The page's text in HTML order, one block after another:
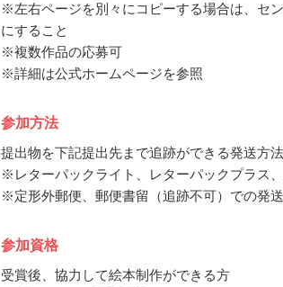
※左右ページを別々にコピーする場合は、セ
にすること
※複数作品の応募可
※詳細は公式ホームページを参照
参加方法
提出物を下記提出先まで追跡ができる発送方
※レターパックライト、レターパックプラス
※定形外郵便、郵便書留（追跡不可）での発
参加資格
受賞後、協力して絵本制作ができる方